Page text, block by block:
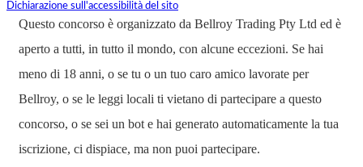
Dichiarazione sull'accessibilità del sito
Questo concorso è organizzato da Bellroy Trading Pty Ltd ed è
aperto a tutti, in tutto il mondo, con alcune eccezioni. Se hai
meno di 18 anni, o se tu o un tuo caro amico lavorate per
Bellroy, o se le leggi locali ti vietano di partecipare a questo
concorso, o se sei un bot e hai generato automaticamente la tua
iscrizione, ci dispiace, ma non puoi partecipare.